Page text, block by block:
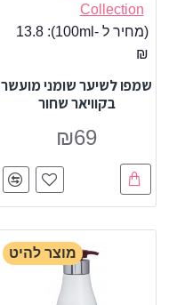
Collection
(מחיר ל -100ml):
13.8
₪
שמפו לשיער שומני מועשר
בקוויאר שחור
₪69
מוצר להיט